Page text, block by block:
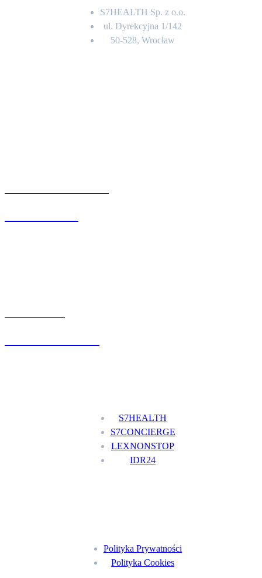
S7HEALTH Sp. z o.o.
ul. Dyrekcyjna 1/142
50-528, Wrocław
S7HEALTH
S7CONCIERGE
LEXNONSTOP
IDR24
Polityka Prywatności
Polityka Cookies